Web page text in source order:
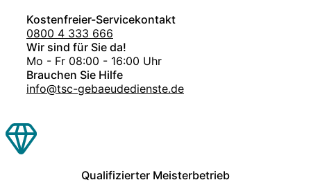
Kostenfreier-Servicekontakt
0800 4 333 666
Wir sind für Sie da!
Mo - Fr 08:00 - 16:00 Uhr
Brauchen Sie Hilfe
info@tsc-gebaeudedienste.de
Qualifizierter Meisterbetrieb